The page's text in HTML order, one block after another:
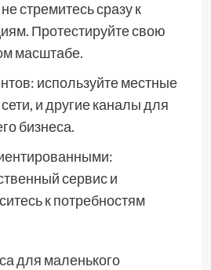
стремитесь сразу к
Протестируйте свою
масштабе.
используйте местные
и другие каналы для
бизнеса.
сервис и
к потребностям
для маленького